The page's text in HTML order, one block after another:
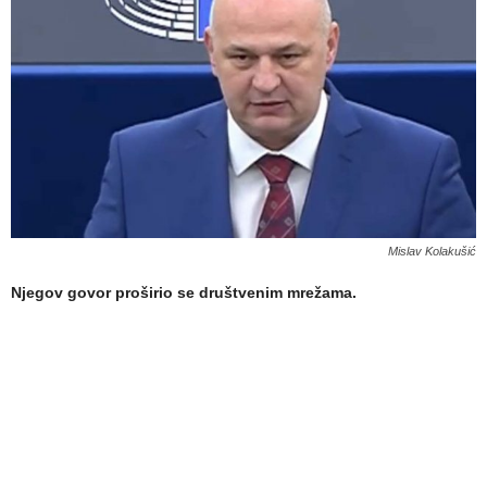
Mislav Kolakušić
Njegov govor proširio se društvenim mrežama.